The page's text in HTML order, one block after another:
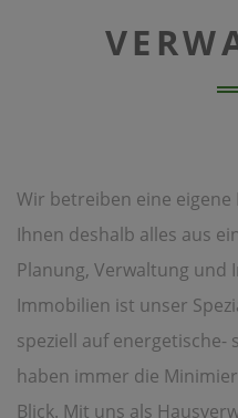
Wir betreiben eine
Ihnen deshalb alles aus
Planung, Verwaltung und
Immobilien ist unser
speziell auf energetische-
haben immer die
Blick. Mit uns als